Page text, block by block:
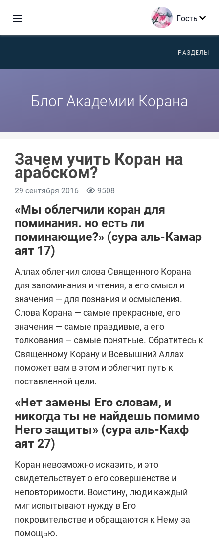
Гость
РАЗДЕЛЫ
Блог Академии Корана
Зачем учить Коран на
арабском?
29 сентября 2016 9508
«Мы облегчили коран для
поминания. но есть ли
поминающие?» (сура аль-Камар
аят 17)
Аллах облегчил слова Священного Корана
для запоминания и чтения, а его смысл и
значения — для познания и осмысления.
Слова Корана — самые прекрасные, его
значения — самые правдивые, а его
толкования — самые понятные. Обратитесь к
Священному Корану и Всевышний Аллах
поможет вам в этом и облегчит путь к
поставленной цели.
«Нет замены Его словам, и
никогда ты не найдешь помимо
Него защиты» (сура аль-Кахф
аят 27)
Коран невозможно исказить, и это
свидетельствует о его совершенстве и
неповторимости. Воистину, люди каждый
миг испытывают нужду в Его
покровительстве и обращаются к Нему за
помощью.